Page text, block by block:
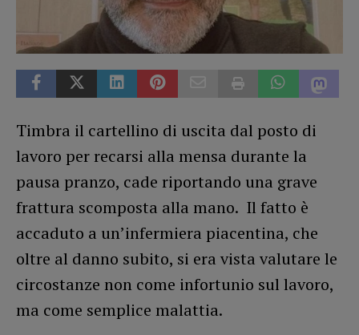
Timbra il cartellino di uscita dal posto di
lavoro per recarsi alla mensa durante la
pausa pranzo, cade riportando una grave
frattura scomposta alla mano. Il fatto è
accaduto a un’infermiera piacentina, che
oltre al danno subito, si era vista valutare le
circostanze non come infortunio sul lavoro,
ma come semplice malattia.